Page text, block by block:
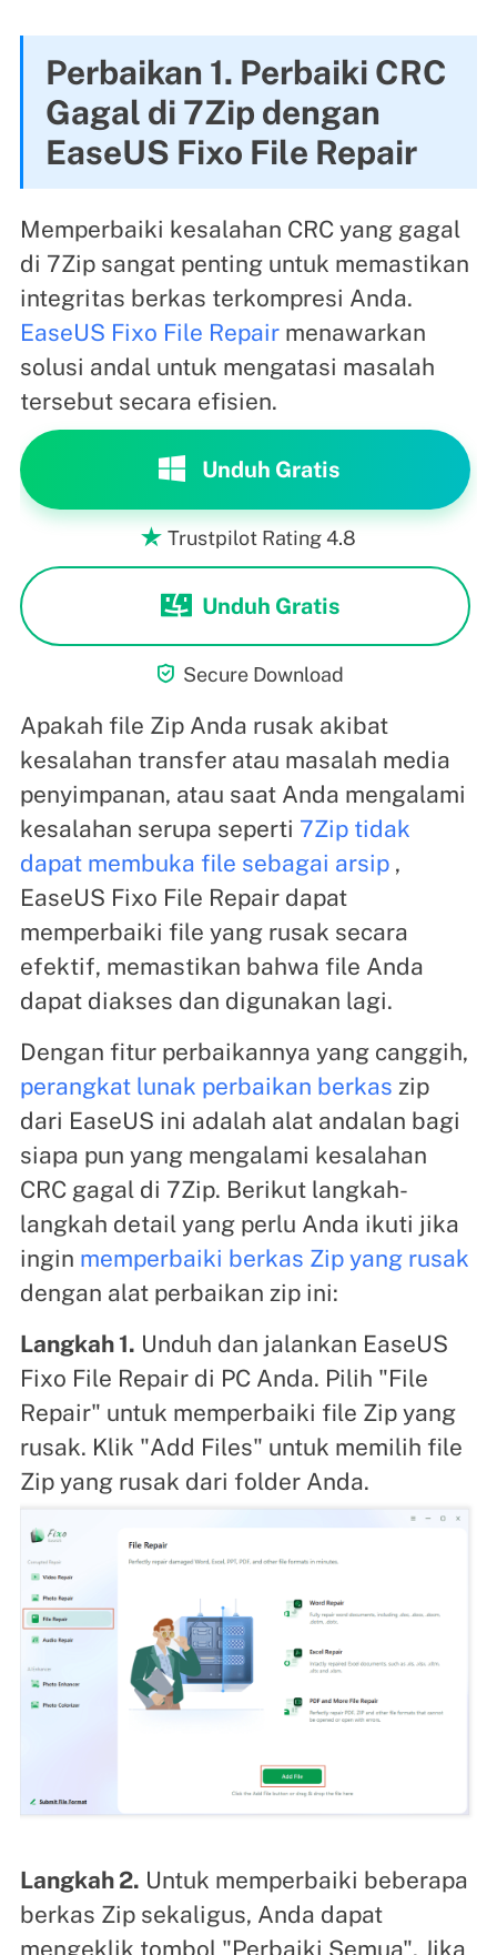
Perbaikan 1. Perbaiki CRC
Gagal di 7Zip dengan
EaseUS Fixo File Repair
Memperbaiki kesalahan CRC yang gagal
di 7Zip sangat penting untuk memastikan
integritas berkas terkompresi Anda.
EaseUS Fixo File Repairmenawarkan
solusi andal untuk mengatasi masalah
tersebut secara efisien.
Unduh Gratis
 Trustpilot Rating 4.8
Unduh Gratis
 Secure Download
Apakah file Zip Anda rusak akibat
kesalahan transfer atau masalah media
penyimpanan, atau saat Anda mengalami
kesalahan serupa seperti 7Zip tidak
dapat membuka file sebagai arsip,
EaseUS Fixo File Repair dapat
memperbaiki file yang rusak secara
efektif, memastikan bahwa file Anda
dapat diakses dan digunakan lagi.
Dengan fitur perbaikannya yang canggih,
perangkat lunak perbaikan berkas zip
dari EaseUS ini adalah alat andalan bagi
siapa pun yang mengalami kesalahan
CRC gagal di 7Zip. Berikut langkah-
langkah detail yang perlu Anda ikuti jika
ingin memperbaiki berkas Zip yang rusak
dengan alat perbaikan zip ini:
Langkah 1. Unduh dan jalankan EaseUS
Fixo File Repair di PC Anda. Pilih "File
Repair" untuk memperbaiki file Zip yang
rusak. Klik "Add Files" untuk memilih file
Zip yang rusak dari folder Anda.
Langkah 2. Untuk memperbaiki beberapa
berkas Zip sekaligus, Anda dapat
mengeklik tombol "Perbaiki Semua". Jika